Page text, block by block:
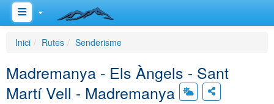
Inici Rutes Senderisme
Madremanya - Els Àngels - Sant
Martí Vell - Madremanya